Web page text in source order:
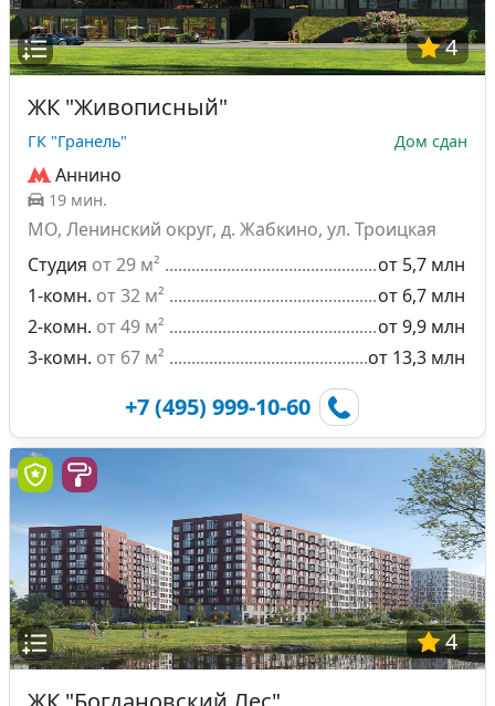
4
ЖК "Живописный"
ГК "Гранель" Дом сдан
Аннино
19 мин.
МО, Ленинский округ, д. Жабкино, ул. Троицкая
Студия от 29 м²
от 5,7 млн
1-комн. от 32 м²
от 6,7 млн
2-комн. от 49 м²
от 9,9 млн
3-комн. от 67 м² от 13,3 млн
+7 (495) 999-10-60
4